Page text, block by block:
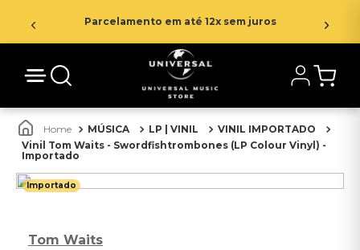
Parcelamento em até 12x sem juros
MÚSICA LP | VINIL
VINIL IMPORTADO
Vinil Tom Waits - Swordfishtrombones (LP Colour Vinyl) -
Importado
Importado
Tom Waits